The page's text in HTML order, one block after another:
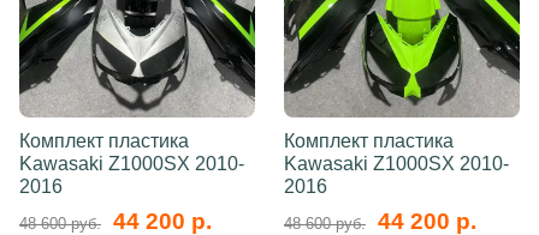
Комплект пластика
Kawasaki Z1000SX 2010-
2016
48 600 руб. 44 200 р.
Комплект пластика
Kawasaki Z1000SX 2010-
2016
48 600 руб. 44 200 р.